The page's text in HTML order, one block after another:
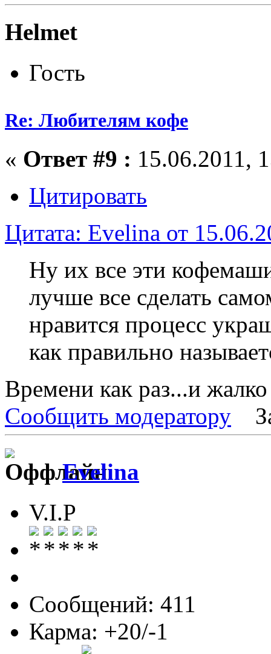
Helmet
Гость
Re: Любителям кофе
« Ответ #9 : 15.06.2011,
Цитировать
Цитата: Evelina от
Ну их все эти
лучше все сделать
нравится процесс
как правильно
Времени как раз...и
Сообщить модератору
Evelina
V.I.P
Сообщений: 411
Карма: +20/-1